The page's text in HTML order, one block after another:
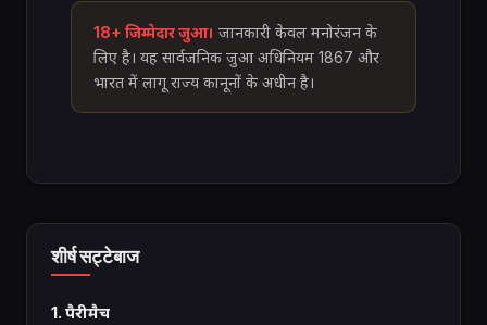
18+ जिम्मेदार जुआ। जानकारी केवल मनोरंजन के
लिए है। यह सार्वजनिक जुआ अधिनियम 1867 और
भारत में लागू राज्य कानूनों के अधीन है।
शीर्ष सट्टेबाज
1. पैरीमैच